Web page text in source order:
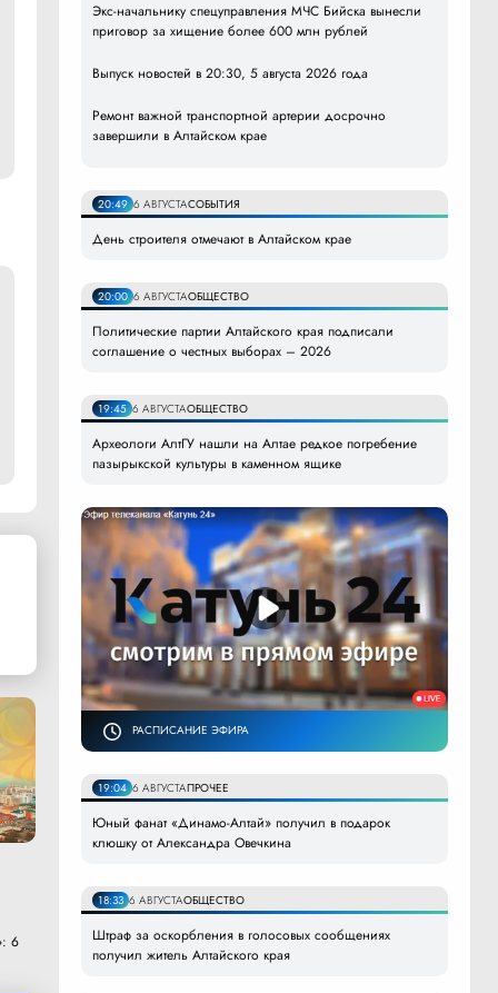
6
Экс-начальнику спецуправления МЧС Бийска вынесли
приговор за хищение более 600 млн рублей
Выпуск новостей в 20:30, 5 августа 2026 года
Ремонт важной транспортной артерии досрочно
завершили в Алтайском крае
20:49 6 АВГУСТАСОБЫТИЯ
День строителя отмечают в Алтайском крае
20:00 6 АВГУСТАОБЩЕСТВО
Политические партии Алтайского края подписали
соглашение о честных выборах – 2026
19:45 6 АВГУСТАОБЩЕСТВО
Археологи АлтГУ нашли на Алтае редкое погребение
пазырыкской культуры в каменном ящике
РАСПИСАНИЕ ЭФИРА
19:04 6 АВГУСТАПРОЧЕЕ
Юный фанат «Динамо-Алтай» получил в подарок
клюшку от Александра Овечкина
18:33 6 АВГУСТАОБЩЕСТВО
Штраф за оскорбления в голосовых сообщениях
получил житель Алтайского края